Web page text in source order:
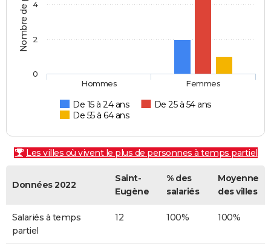
De 15 à 24 ans
De 25 à 54 ans
De 55 à 64 ans
Hommes Femmes
0
2
4
Les villes où vivent le plus de personnes à temps partiel
Données 2022
Saint-
Eugène
% des
salariés
Moyenne
des villes
Salariés à temps
partiel
12 100% 100%